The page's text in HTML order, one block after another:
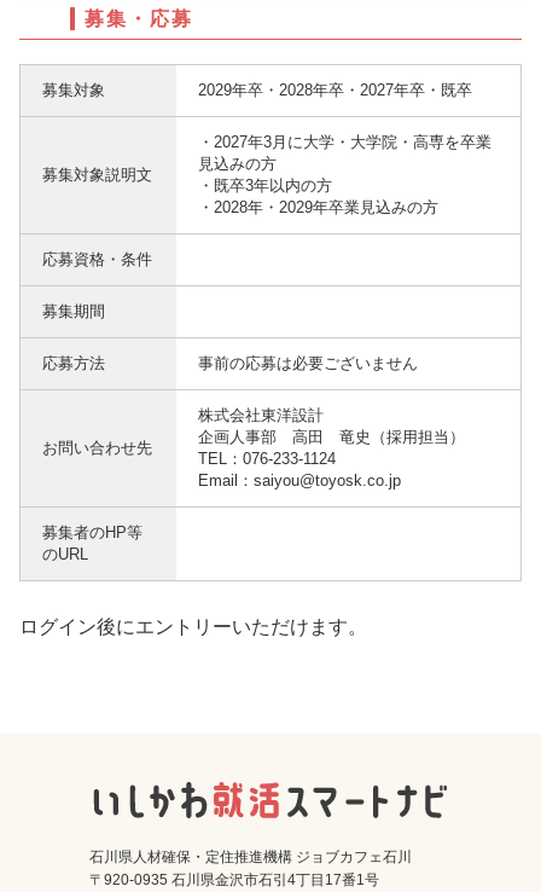
募集・応募
募集対象 2029年卒・2028年卒・2027年卒・既卒
募集対象説明文
・2027年3月に大学・大学院・高専を卒業
見込みの方
・既卒3年以内の方
・2028年・2029年卒業見込みの方
応募資格・条件
募集期間
応募方法 事前の応募は必要ございません
お問い合わせ先
株式会社東洋設計
企画人事部 高田 竜史（採用担当）
TEL：076-233-1124
Email：saiyou@toyosk.co.jp
募集者のHP等
のURL
ログイン後にエントリーいただけます。
石川県人材確保・定住推進機構 ジョブカフェ石川
〒920-0935 石川県金沢市石引4丁目17番1号